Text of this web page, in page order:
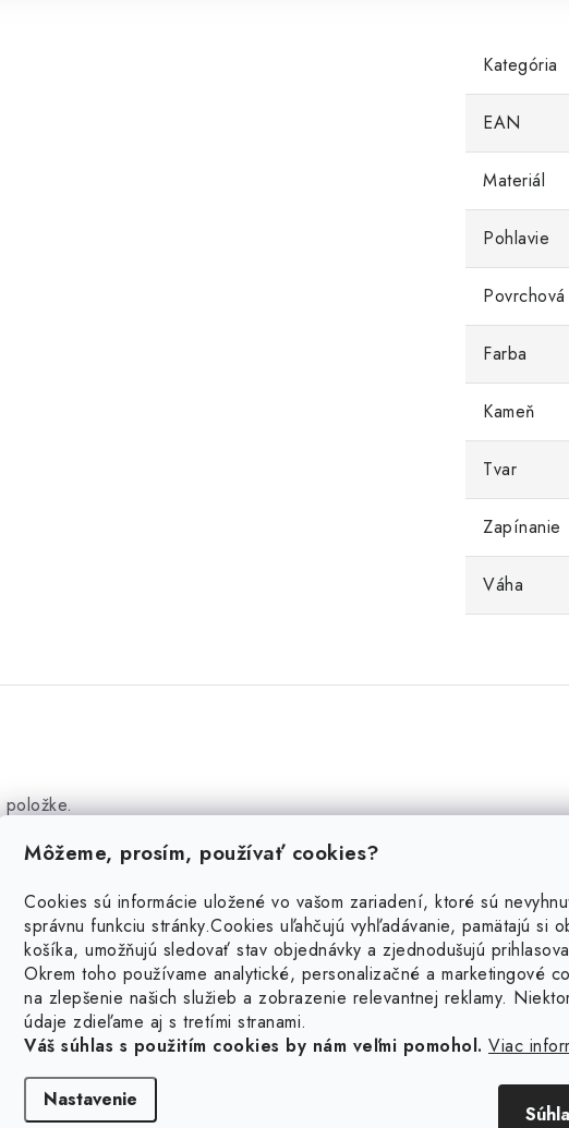
Môžeme, prosím, používať cookies?
Cookies sú informácie uložené vo vašom zariadení, ktoré sú
správnu funkciu stránky.Cookies uľahčujú vyhľadávanie, pamätajú si
košíka, umožňujú sledovať stav objednávky a zjednodušujú
Okrem toho používame analytické, personalizačné a marketingové
na zlepšenie našich služieb a zobrazenie relevantnej reklamy.
údaje zdieľame aj s tretími stranami.
Váš súhlas s použitím cookies by nám veľmi pomohol. Viac
Nastavenie
Kategória
EAN
Materiál
Pohlavie
Farba
Kameň
Tvar
Zapínanie
Váha
Súvisiaci tovar